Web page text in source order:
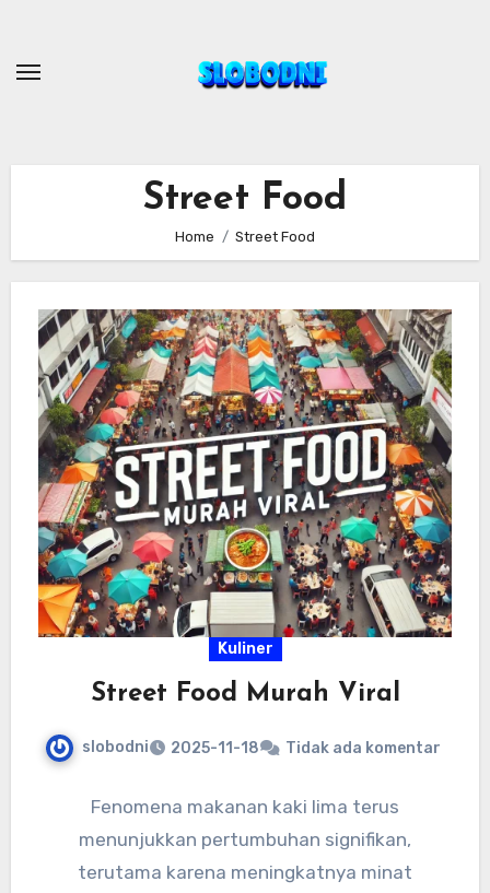
content
Street Food
Home Street Food
Kuliner
Street Food Murah Viral
slobodni 2025-11-18 Tidak ada komentar
Fenomena makanan kaki lima terus
menunjukkan pertumbuhan signifikan,
terutama karena meningkatnya minat